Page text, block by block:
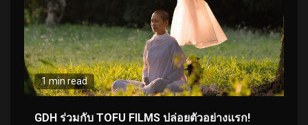
1 min read
GDH ร่วมกับ TOFU FILMS ปล่อยตัวอย่างแรก!